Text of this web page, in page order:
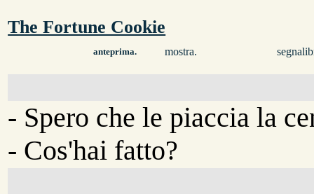
The Fortune Cookie
anteprima. mostra.
- Spero che le piaccia la
- Cos'hai fatto?